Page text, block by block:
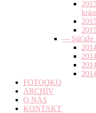
— Súťaže
FOTOOKO
ARCHÍV
O NÁS
KONTAKT